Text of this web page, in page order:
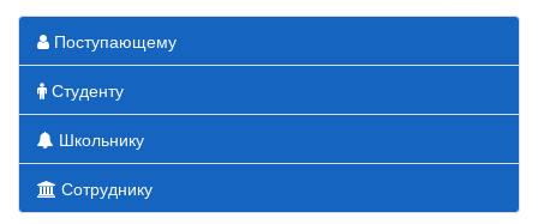
Поступающему
Студенту
Школьнику
Сотруднику